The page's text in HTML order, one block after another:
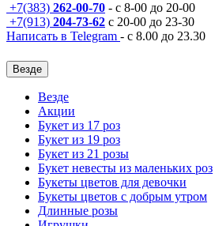
+7(383) 262-00-70 - с 8-00 до 20-00
+7(913) 204-73-62 с 20-00 до 23-30
Написать в Telegram - с 8.00 до 23.30
Везде
Везде
Акции
Букет из 17 роз
Букет из 19 роз
Букет из 21 розы
Букет невесты из маленьких роз
Букеты цветов для девочки
Букеты цветов с добрым утром
Длинные розы